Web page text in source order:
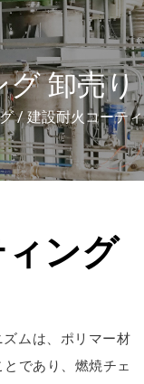
グ 卸売り
/建設耐火コーティ
ング
ズムは、ポリマー材
であり、燃焼チェ